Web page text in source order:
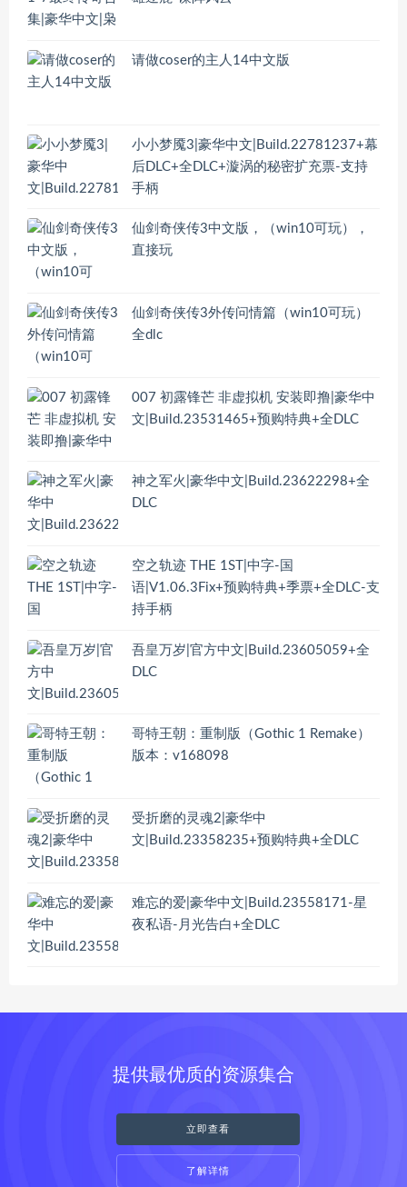
请做coser的主人14中文版
小小梦魇3|豪华中文|Build.22781237+幕
后DLC+全DLC+漩涡的秘密扩充票-支持
手柄
仙剑奇侠传3中文版，（win10可玩），
直接玩
仙剑奇侠传3外传问情篇（win10可玩）
全dlc
007 初露锋芒 非虚拟机 安装即撸|豪华中
文|Build.23531465+预购特典+全DLC
神之军火|豪华中文|Build.23622298+全
DLC
空之轨迹 THE 1ST|中字-国
语|V1.06.3Fix+预购特典+季票+全DLC-支
持手柄
吾皇万岁|官方中文|Build.23605059+全
DLC
哥特王朝：重制版（Gothic 1 Remake）
版本：v168098
受折磨的灵魂2|豪华中
文|Build.23358235+预购特典+全DLC
难忘的爱|豪华中文|Build.23558171-星
夜私语-月光告白+全DLC
提供最优质的资源集合
立即查看
了解详情